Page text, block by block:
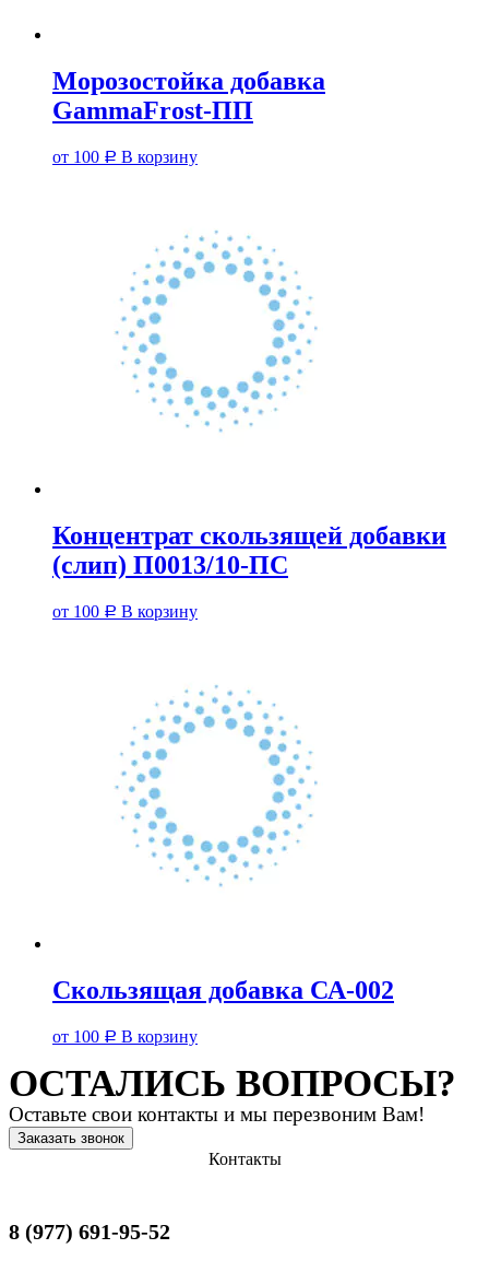
Морозостойка добавка
GammaFrost-ПП
от 100 Р В корзину
Концентрат скользящей добавки
(слип) П0013/10-ПС
от 100 Р В корзину
Скользящая добавка СА-002
от 100 Р В корзину
ОСТАЛИСЬ ВОПРОСЫ?
Оставьте свои контакты и мы перезвоним Вам!
Заказать звонок
Контакты
8 (977) 691-95-52